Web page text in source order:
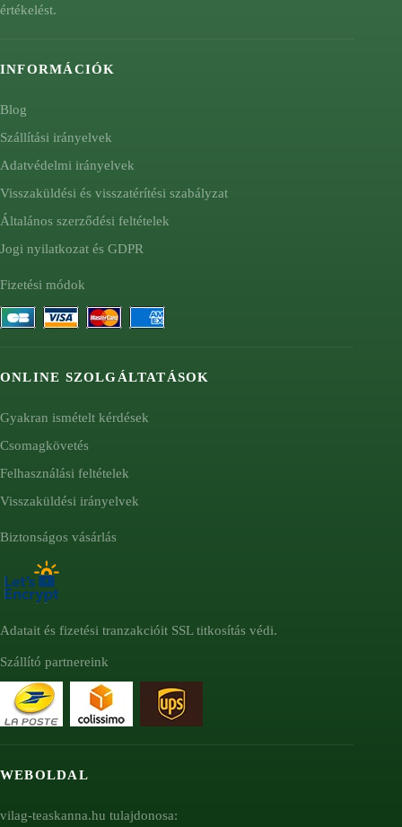
értékelést.
INFORMÁCIÓK
Blog
Szállítási irányelvek
Adatvédelmi irányelvek
Visszaküldési és visszatérítési szabályzat
Általános szerződési feltételek
Jogi nyilatkozat és GDPR
Fizetési módok
ONLINE SZOLGÁLTATÁSOK
Gyakran ismételt kérdések
Csomagkövetés
Felhasználási feltételek
Visszaküldési irányelvek
Biztonságos vásárlás
Adatait és fizetési tranzakcióit SSL titkosítás védi.
Szállító partnereink
WEBOLDAL
vilag-teaskanna.hu tulajdonosa: